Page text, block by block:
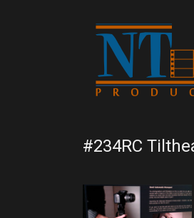
#234RC